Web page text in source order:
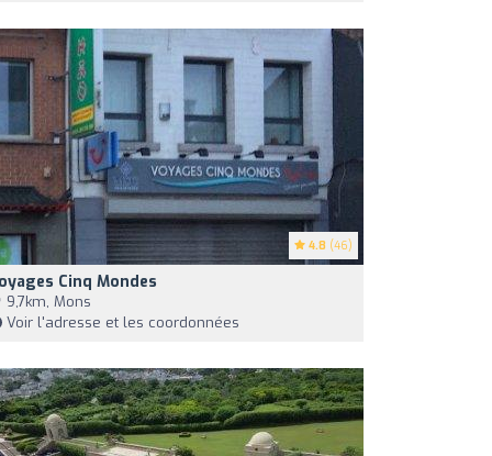
4.8 (46)
Cinq Mondes
9,7km, Mons
Voir l'adresse et les coordonnées